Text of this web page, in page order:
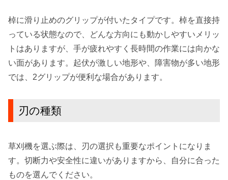
棹に滑り止めのグリップが付いたタイプです。棹を直接持
っている状態なので、どんな方向にも動かしやすいメリッ
トはありますが、手が疲れやすく長時間の作業には向かな
い面があります。 起伏が激しい地形や、障害物が多い地形
では、2グリップが便利な場合があります。
刃の種類
草刈機を選ぶ際は、刃の選択も重要なポイントになりま
す。 切断力や安全性に違いがありますから、自分に合った
ものを選んでください。